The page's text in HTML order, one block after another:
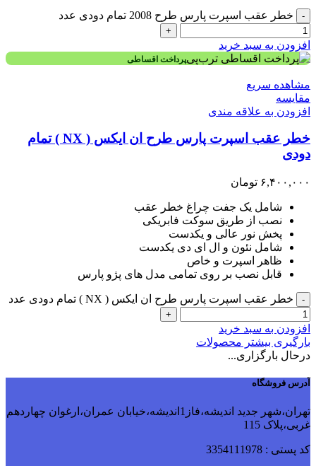
- خطر عقب اسپرت پارس طرح 2008 تمام دودی عدد
+
افزودن به سبد خرید
پرداخت اقساطی
مشاهده سریع
مقایسه
افزودن به علاقه مندی
خطر عقب اسپرت پارس طرح ان ایکس ( NX ) تمام
دودی
۶,۴۰۰,۰۰۰ تومان
شامل یک جفت چراغ خطر عقب
نصب از طریق سوکت فابریکی
پخش نور عالی و یکدست
شامل نئون و ال ای دی یکدست
ظاهر اسپرت و خاص
قابل نصب بر روی تمامی مدل های پژو پارس
- خطر عقب اسپرت پارس طرح ان ایکس ( NX ) تمام دودی عدد
+
افزودن به سبد خرید
بارگیری بیشتر محصولات
درحال بارگزاری...
آدرس فروشگاه
تهران،شهر جدید اندیشه،فاز1اندیشه،خیابان عمران،ارغوان چهاردهم
غربی،پلاک 115
کد پستی : 3354111978